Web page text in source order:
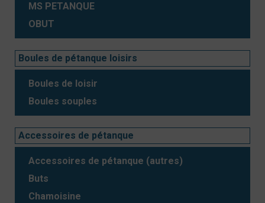
MS PETANQUE
OBUT
Boules de pétanque loisirs
Boules de loisir
Boules souples
Accessoires de pétanque
Accessoires de pétanque (autres)
Buts
Chamoisine